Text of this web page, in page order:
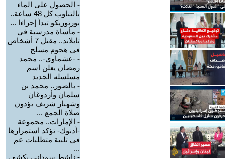
- الحصول على الماء
بالتناوب كل 48 ساعة..
بورتوريكو تبدأ إجراءا ...
- مأساة مدرسية في
تايلاند.. مقتل 7 أشخاص
في هجوم مسلح
- -عشماوي-.. محمد
رمضان يعلن اسم
مسلسله الجديد
- بالصور.. محمد بن
سلمان وأردوغان
وشهباز شريف يؤدون
صلاة الجمع ...
- الإمارات.. مجموعة
-أدنوك- تؤكد استمرارها
في تلبية متطلبات عم
...
- ناشط سوداني يكشف